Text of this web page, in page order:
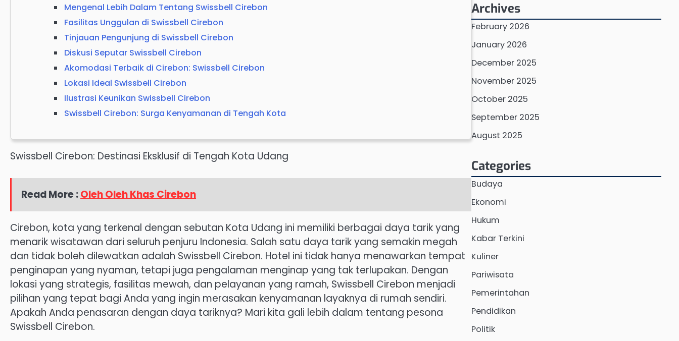
Mengenal Lebih Dalam Tentang Swissbell Cirebon
Fasilitas Unggulan di Swissbell Cirebon
Tinjauan Pengunjung di Swissbell Cirebon
Diskusi Seputar Swissbell Cirebon
Akomodasi Terbaik di Cirebon: Swissbell Cirebon
Lokasi Ideal Swissbell Cirebon
Ilustrasi Keunikan Swissbell Cirebon
Swissbell Cirebon: Surga Kenyamanan di Tengah Kota
Swissbell Cirebon: Destinasi Eksklusif di Tengah Kota Udang
Read More :Oleh Oleh Khas Cirebon
Cirebon, kota yang terkenal dengan sebutan Kota Udang ini memiliki berbagai daya tarik yang
menarik wisatawan dari seluruh penjuru Indonesia. Salah satu daya tarik yang semakin megah
dan tidak boleh dilewatkan adalah Swissbell Cirebon. Hotel ini tidak hanya menawarkan tempat
penginapan yang nyaman, tetapi juga pengalaman menginap yang tak terlupakan. Dengan
lokasi yang strategis, fasilitas mewah, dan pelayanan yang ramah, Swissbell Cirebon menjadi
pilihan yang tepat bagi Anda yang ingin merasakan kenyamanan layaknya di rumah sendiri.
Apakah Anda penasaran dengan daya tariknya? Mari kita gali lebih dalam tentang pesona
Swissbell Cirebon.
Archives
February 2026
January 2026
December 2025
November 2025
October 2025
September 2025
August 2025
Categories
Budaya
Ekonomi
Hukum
Kabar Terkini
Kuliner
Pariwisata
Pemerintahan
Pendidikan
Politik